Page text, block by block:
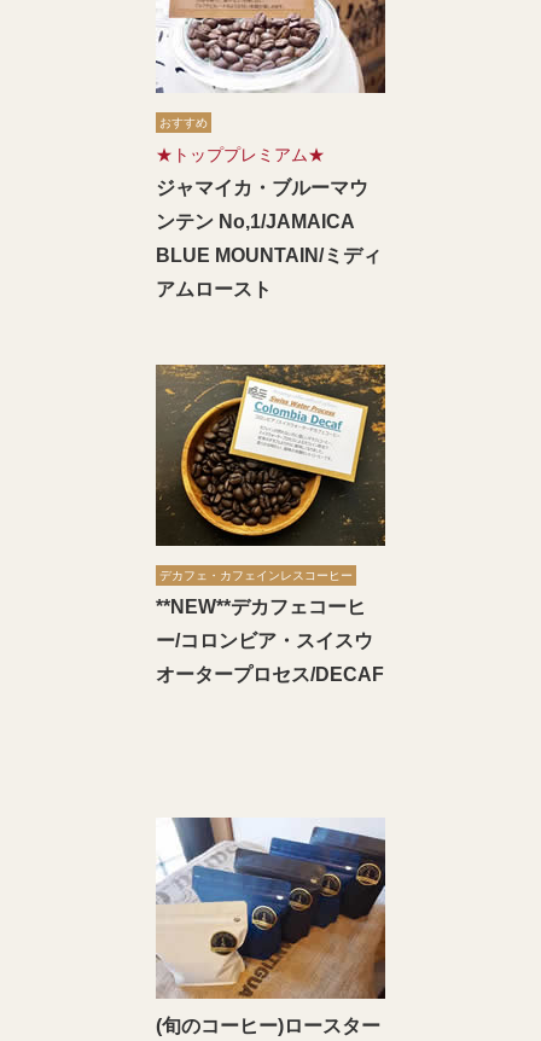
おすすめ
★トッププレミアム★
ジャマイカ・ブルーマウ
ンテン No,1/JAMAICA
BLUE MOUNTAIN/ミディ
アムロースト
デカフェ・カフェインレスコーヒー
**NEW**デカフェコーヒ
ー/コロンビア・スイスウ
オータープロセス/DECAF
(旬のコーヒー)ロースター